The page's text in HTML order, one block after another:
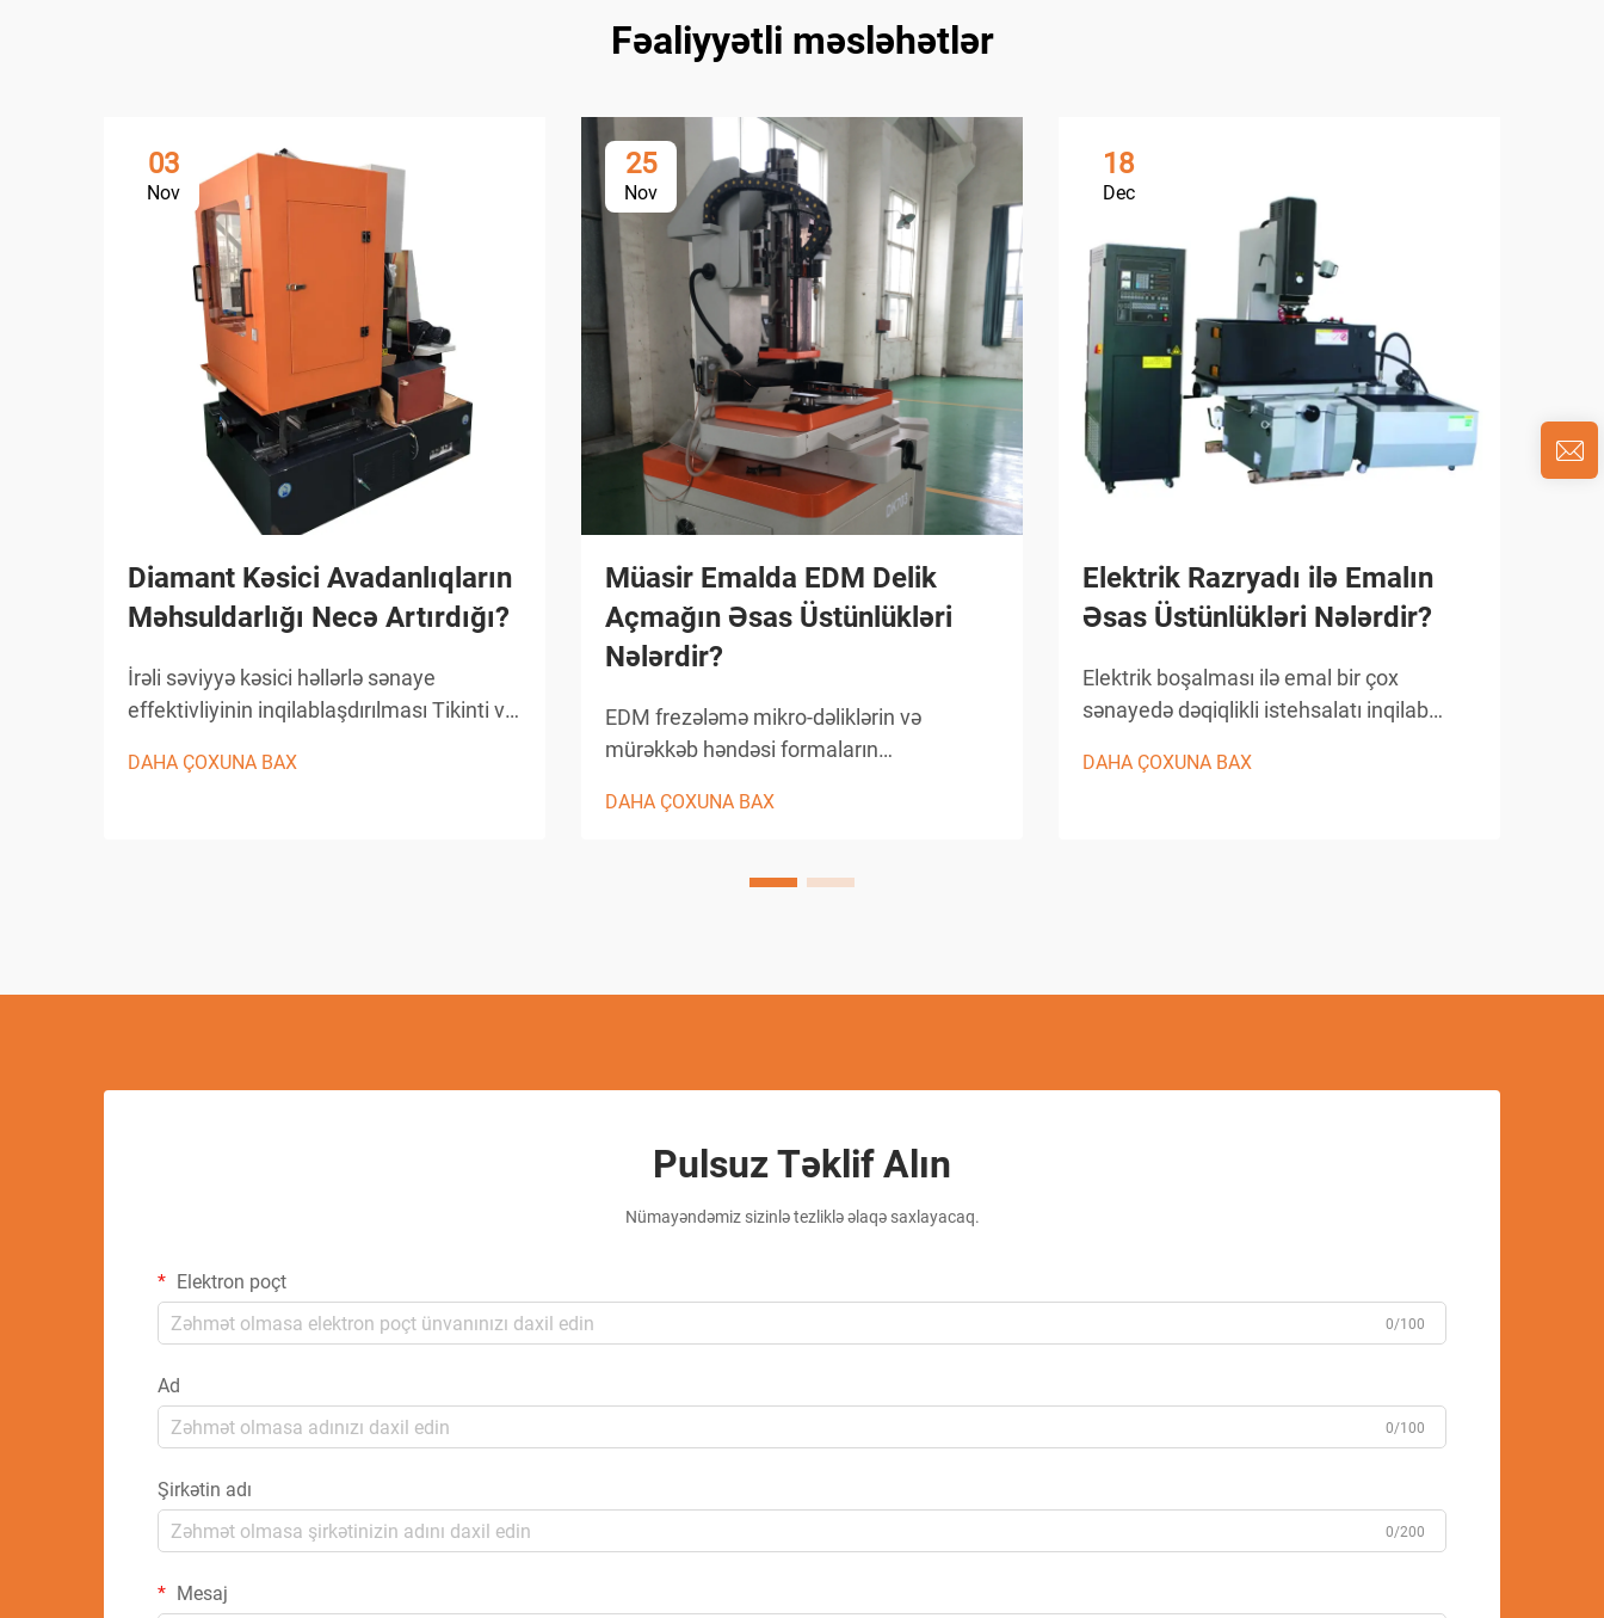
Fəaliyyətli məsləhətlər
03
Nov
Diamant Kəsici Avadanlıqların
Məhsuldarlığı Necə Artırdığı?
İrəli səviyyə kəsici həllərlə sənaye
effektivliyinin inqilablaşdırılması Tikinti və
sayəsində əhəmiyyətli dəyişikliklər
DAHA ÇOXUNA BAX
25
Nov
Müasir Emalda EDM Delik
Açmağın Əsas Üstünlükləri
Nələrdir?
EDM frezələmə mikro-dəliklərin və
mürəkkəb həndəsi formaların
çoxfunksiyalılıq təmin edərək dəqiq
Bu irəli səviyyəli emal üsulu materialın
DAHA ÇOXUNA BAX
18
Dec
Elektrik Razryadı ilə Emalın
Əsas Üstünlükləri Nələrdir?
Elektrik boşalması ilə emal bir çox
sənayedə dəqiqlikli istehsalatı inqilab
formalarda, eləcə də incə detalların
DAHA ÇOXUNA BAX
Pulsuz Təklif Alın
Nümayəndəmiz sizinlə tezliklə əlaqə saxlayacaq.
Elektron poçt
0/100
Ad
0/100
Şirkətin adı
0/200
Mesaj